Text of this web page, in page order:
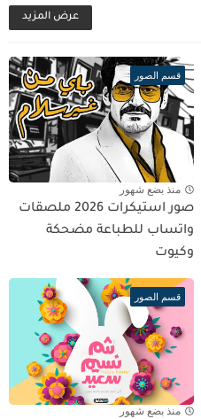
عرض المزيد
قسم الصور
منذ بضع شهور
صور استيكرات 2026 ملصقات
واتساب للطباعة مضحكة
وكيوت
قسم الصور
منذ بضع شهور